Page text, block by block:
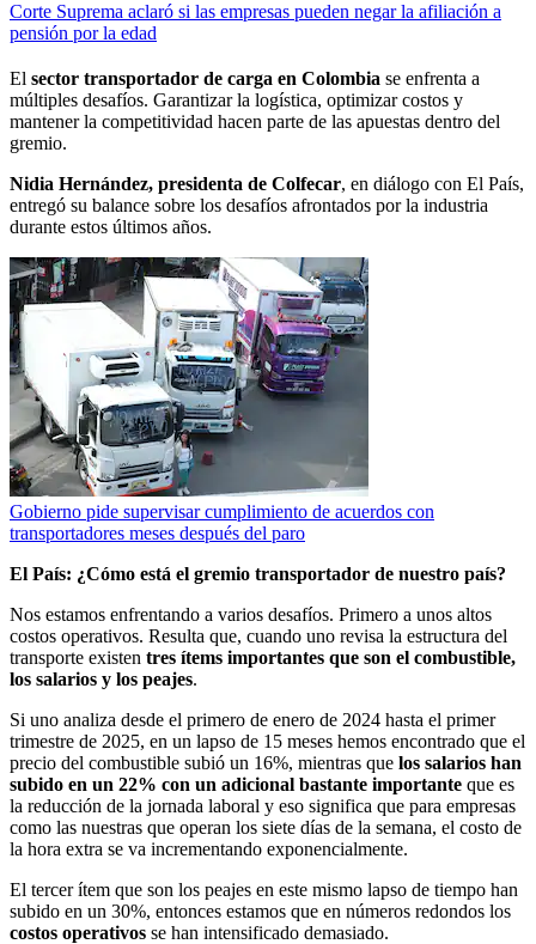
Corte Suprema aclaró si las empresas pueden negar la afiliación a
pensión por la edad
El sector transportador de carga en Colombia se enfrenta a
múltiples desafíos. Garantizar la logística, optimizar costos y
mantener la competitividad hacen parte de las apuestas dentro del
gremio.
Nidia Hernández, presidenta de Colfecar, en diálogo con El País,
entregó su balance sobre los desafíos afrontados por la industria
durante estos últimos años.
Gobierno pide supervisar cumplimiento de acuerdos con
transportadores meses después del paro
El País: ¿Cómo está el gremio transportador de nuestro país?
Nos estamos enfrentando a varios desafíos. Primero a unos altos
costos operativos. Resulta que, cuando uno revisa la estructura del
transporte existen tres ítems importantes que son el combustible,
los salarios y los peajes.
Si uno analiza desde el primero de enero de 2024 hasta el primer
trimestre de 2025, en un lapso de 15 meses hemos encontrado que el
precio del combustible subió un 16%, mientras que los salarios han
subido en un 22% con un adicional bastante importante que es
la reducción de la jornada laboral y eso significa que para empresas
como las nuestras que operan los siete días de la semana, el costo de
la hora extra se va incrementando exponencialmente.
El tercer ítem que son los peajes en este mismo lapso de tiempo han
subido en un 30%, entonces estamos que en números redondos los
costos operativos se han intensificado demasiado.